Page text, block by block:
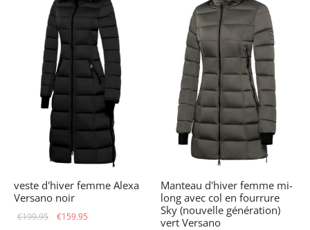
veste d'hiver femme Alexa
Versano noir
€199.95
Le prix
€159.95
Manteau d'hiver femme mi-
long avec col en fourrure
Sky (nouvelle génération)
vert Versano